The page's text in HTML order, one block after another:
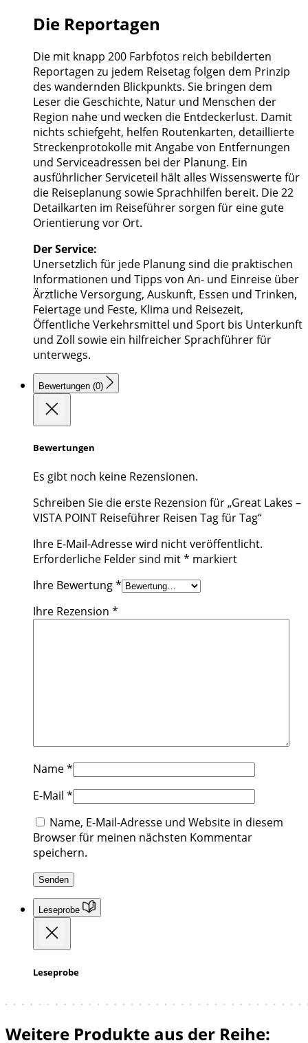
Die Reportagen
Die mit knapp 200 Farbfotos reich bebilderten
Reportagen zu jedem Reisetag folgen dem Prinzip
des wandernden Blickpunkts. Sie bringen dem
Leser die Geschichte, Natur und Menschen der
Region nahe und wecken die Entdeckerlust. Damit
nichts schiefgeht, helfen Routenkarten, detaillierte
Streckenprotokolle mit Angabe von Entfernungen
und Serviceadressen bei der Planung. Ein
ausführlicher Serviceteil hält alles Wissenswerte für
die Reiseplanung sowie Sprachhilfen bereit. Die 22
Detailkarten im Reiseführer sorgen für eine gute
Orientierung vor Ort.
Der Service:
Unersetzlich für jede Planung sind die praktischen
Informationen und Tipps von An- und Einreise über
Ärztliche Versorgung, Auskunft, Essen und Trinken,
Feiertage und Feste, Klima und Reisezeit,
Öffentliche Verkehrsmittel und Sport bis Unterkunft
und Zoll sowie ein hilfreicher Sprachführer für
unterwegs.
Bewertungen (0)
Bewertungen
Es gibt noch keine Rezensionen.
Schreiben Sie die erste Rezension für „Great Lakes –
VISTA POINT Reiseführer Reisen Tag für Tag“
Ihre E-Mail-Adresse wird nicht veröffentlicht.
Erforderliche Felder sind mit* markiert
Ihre Bewertung*
Ihre Rezension *
Name*
E-Mail *
Name, E-Mail-Adresse und Website in diesem
Browser für meinen nächsten Kommentar
speichern.
Leseprobe
Leseprobe
Weitere Produkte aus der Reihe: